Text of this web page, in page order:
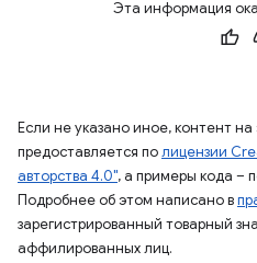
Эта информация
Если не указано иное, контент
предоставляется полицензии
авторства 4.0", а примеры кода –
Подробнее об этом написано в
зарегистрированный товарный
аффилированных лиц.